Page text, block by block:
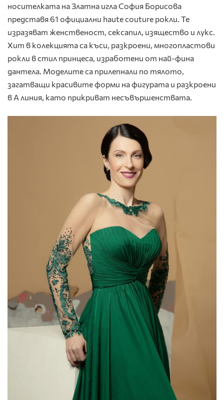
носителката на Златна игла София Борисова
представя 61 официални haute couture рокли. Те
изразяват женственост, сексапил, изящество и лукс.
Хит в колекцията са къси, разкроени, многопластови
рокли в стил принцеса, изработени от най-фина
дантела. Моделите са прилепнали по тялото,
загатващи красивите форми на фигурата и разкроени
в А линия, като прикриват несъвършенствата.